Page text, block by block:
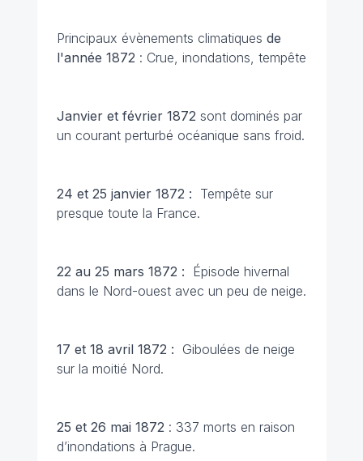
Principaux évènements climatiques de
l'année 1872 : Crue, inondations, tempête
Janvier et février 1872 sont dominés par
un courant perturbé océanique sans froid.
24 et 25 janvier 1872 : Tempête sur
presque toute la France.
22 au 25 mars 1872 : Épisode hivernal
dans le Nord-ouest avec un peu de neige.
17 et 18 avril 1872 : Giboulées de neige
sur la moitié Nord.
25 et 26 mai 1872 : 337 morts en raison
d’inondations à Prague.